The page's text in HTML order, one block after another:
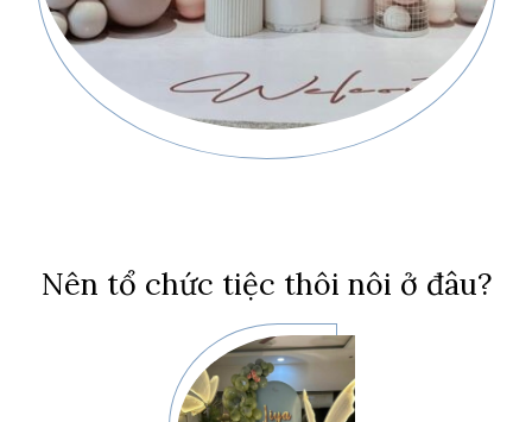
Nên tổ chức tiệc thôi nôi ở đâu?